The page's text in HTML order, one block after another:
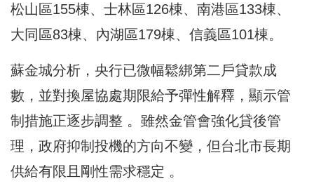
松山區155棟、士林區126棟、南港區133棟、
大同區83棟、內湖區179棟、信義區101棟。
蘇金城分析，央行已微幅鬆綁第二戶貸款成
數，並對換屋協處期限給予彈性解釋，顯示管
制措施正逐步調整 。雖然金管會強化貸後管
理，政府抑制投機的方向不變，但台北市長期
供給有限且剛性需求穩定 。